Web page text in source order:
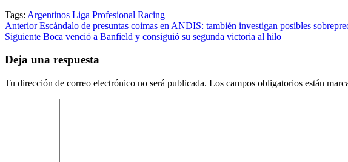
Tags: Argentinos Liga Profesional Racing
Post
navigation
AnteriorEscándalo de presuntas coimas en ANDIS: también investigan posibles
Siguiente Boca venció a Banfield y consiguió su segunda victoria al hilo
Deja una respuesta
Tu dirección de correo electrónico no será publicada. Los campos obligatorios están